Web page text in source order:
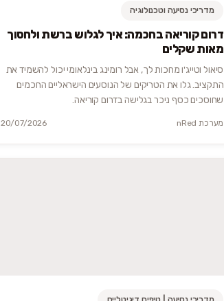
מדריכי נסיעה וטכנולוגיה
דרום קוריאה בחכמה: איך לגלוש ברשת ולחסוך
מאות שקלים
סיאול וטייג'ו מחכות לך, אבל רומינג בינלאומי יכול להשמיד את
התקציב. גלו את הטריקים של הנוסעים הישראליים החכמים
שחוסכים כסף ניכר בגלישה בדרום קוריאה.
מערכת nRed 20/07/2026